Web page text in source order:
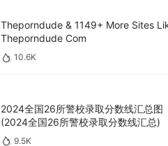
Theporndude & 1149+ More Sites
Theporndude Com
10.6K
2024全国26所警校录取分数线汇总图
(2024全国26所警校录取分数线汇总)
9.5K